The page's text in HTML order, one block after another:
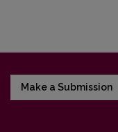
Make a Submission